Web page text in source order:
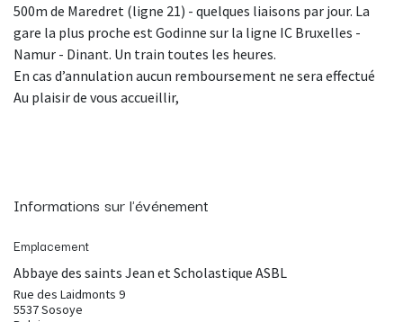
500m de Maredret (ligne 21) - quelques liaisons par jour. La
gare la plus proche est Godinne sur la ligne IC Bruxelles -
Namur - Dinant. Un train toutes les heures.
En cas d’annulation aucun remboursement ne sera effectué
Au plaisir de vous accueillir,
Informations sur l'événement
Emplacement
Abbaye des saints Jean et Scholastique ASBL
Rue des Laidmonts 9
5537 Sosoye